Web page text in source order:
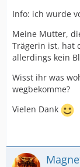
Info: ich wurde
Meine Mutter,
Trägerin ist, hat
allerdings kein
Wisst ihr was
wegbekomme?
Vielen Dank